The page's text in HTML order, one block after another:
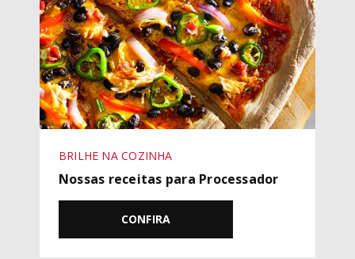
BRILHE NA COZINHA
Nossas receitas para Processador
CONFIRA